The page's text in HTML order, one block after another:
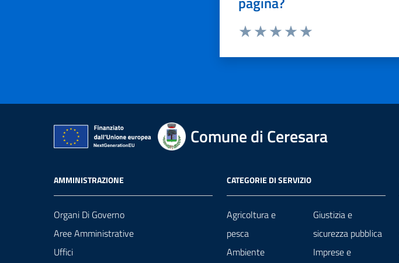
Comune di Ceresara
AMMINISTRAZIONE
Organi Di Governo
Aree Amministrative
Uffici
CATEGORIE DI SERVIZIO
Agricoltura e
pesca
Ambiente
Giustizia e
sicurezza pubblica
Imprese e